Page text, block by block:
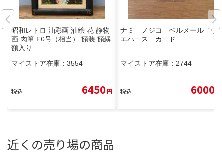
昭和レトロ 油彩画 油絵 花 静物
画 肉筆 F6号（相当） 額装 額縁
額入り
マイストア在庫： 3554
税込 6450円
ナミ ノジコ ベルメール ウ
エハース カード
マイストア在庫： 2744
税込 6000
近くの売り場の商品